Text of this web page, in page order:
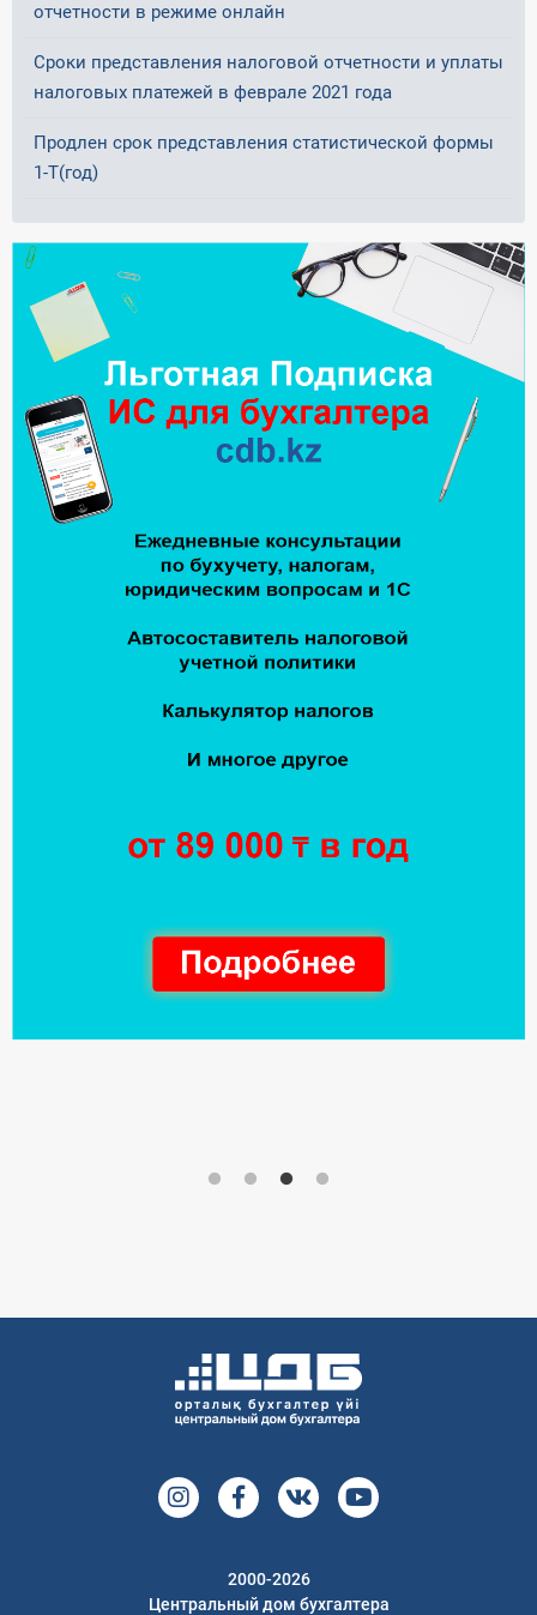
отчетности в режиме онлайн
Сроки представления налоговой отчетности и уплаты
налоговых платежей в феврале 2021 года
Продлен срок представления статистической формы
1-Т(год)
2000-2026
Центральный дом бухгалтера